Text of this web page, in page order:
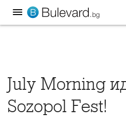
July Morning
Sozopol Fest!